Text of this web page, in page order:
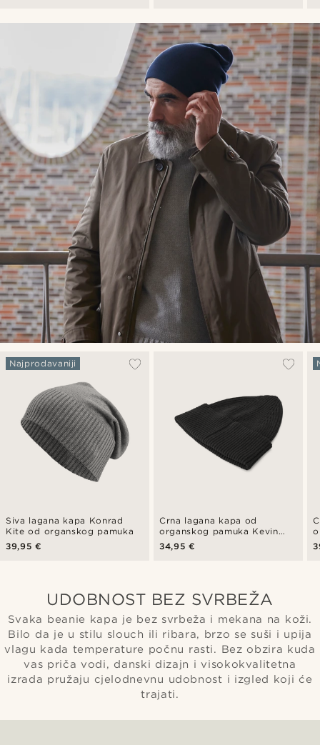
Siva lagana kapa Konrad
Kite od organskog pamuka
Najprodavaniji
39,95 €
Crna lagana kapa od
organskog pamuka Kevin
Kite
34,95 €
UDOBNOST BEZ SVRBEŽA
Svaka beanie kapa je bez svrbeža i mekana na koži.
Bilo da je u stilu slouch ili ribara, brzo se suši i upija
vlagu kada temperature počnu rasti. Bez obzira kuda
vas priča vodi, danski dizajn i visokokvalitetna
izrada pružaju cjelodnevnu udobnost i izgled koji će
trajati.